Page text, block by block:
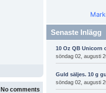
No comments
Senaste Inlägg
10 Oz QB Unicorn
söndag 02, augusti
Guld säljes. 10 g
söndag 02, augusti